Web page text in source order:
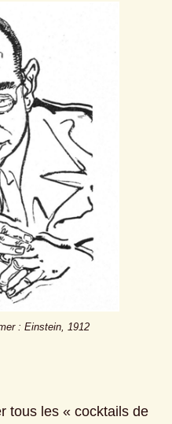
: Einstein, 1912
tous les « cocktails de